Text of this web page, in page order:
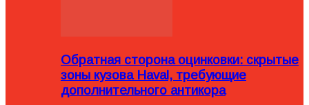
Обратная сторона оцинковки: скрытые
зоны кузова Haval, требующие
дополнительного антикора